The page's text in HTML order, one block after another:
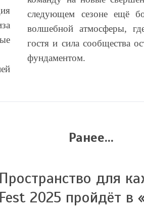
следующем сезоне ещё
волшебной атмосферы,
гостя и сила сообщества
фундаментом.
Ранее...
Пространство для
Fest 2025 пройдёт в